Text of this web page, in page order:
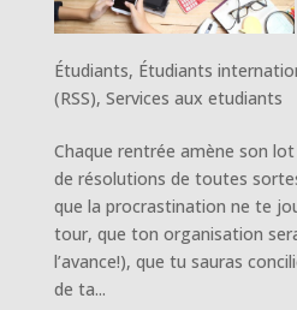
Étudiants, Étudiants
(RSS), Services aux etudiants
Chaque rentrée amène son
de résolutions de toutes
que la procrastination ne te
tour, que ton organisation
l’avance!), que tu sauras
de ta...